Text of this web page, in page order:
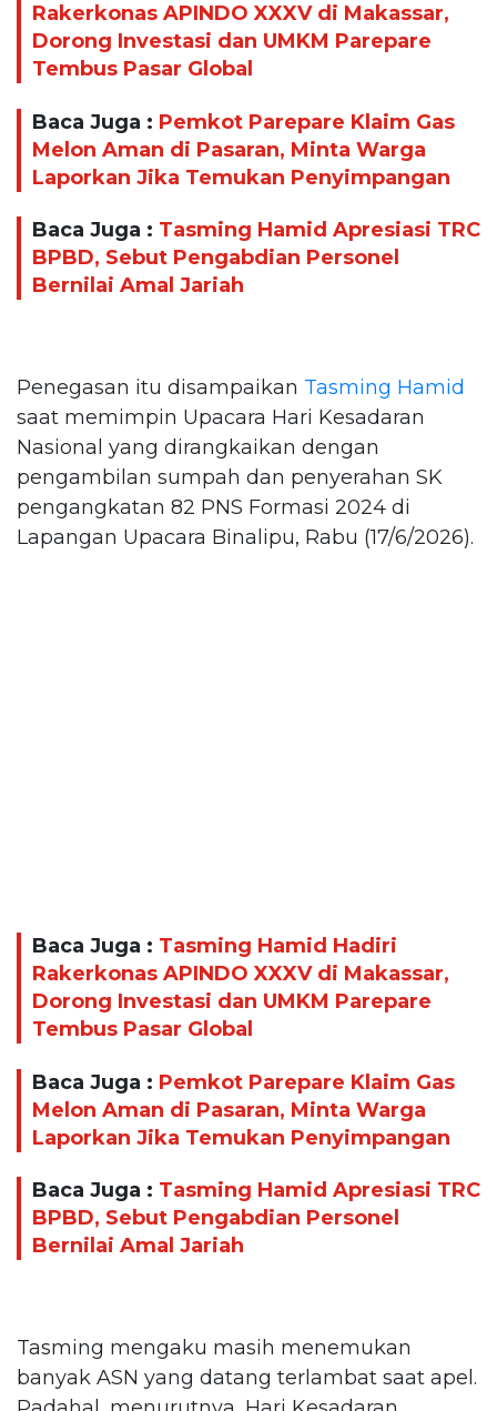
Rakerkonas APINDO XXXV di Makassar,
Dorong Investasi dan UMKM Parepare
Tembus Pasar Global
Baca Juga : Pemkot Parepare Klaim Gas
Melon Aman di Pasaran, Minta Warga
Laporkan Jika Temukan Penyimpangan
Baca Juga : Tasming Hamid Apresiasi TRC
BPBD, Sebut Pengabdian Personel
Bernilai Amal Jariah
Penegasan itu disampaikan Tasming Hamid
saat memimpin Upacara Hari Kesadaran
Nasional yang dirangkaikan dengan
pengambilan sumpah dan penyerahan SK
pengangkatan 82 PNS Formasi 2024 di
Lapangan Upacara Binalipu, Rabu (17/6/2026).
Baca Juga : Tasming Hamid Hadiri
Rakerkonas APINDO XXXV di Makassar,
Dorong Investasi dan UMKM Parepare
Tembus Pasar Global
Baca Juga : Pemkot Parepare Klaim Gas
Melon Aman di Pasaran, Minta Warga
Laporkan Jika Temukan Penyimpangan
Baca Juga : Tasming Hamid Apresiasi TRC
BPBD, Sebut Pengabdian Personel
Bernilai Amal Jariah
Tasming mengaku masih menemukan
banyak ASN yang datang terlambat saat apel.